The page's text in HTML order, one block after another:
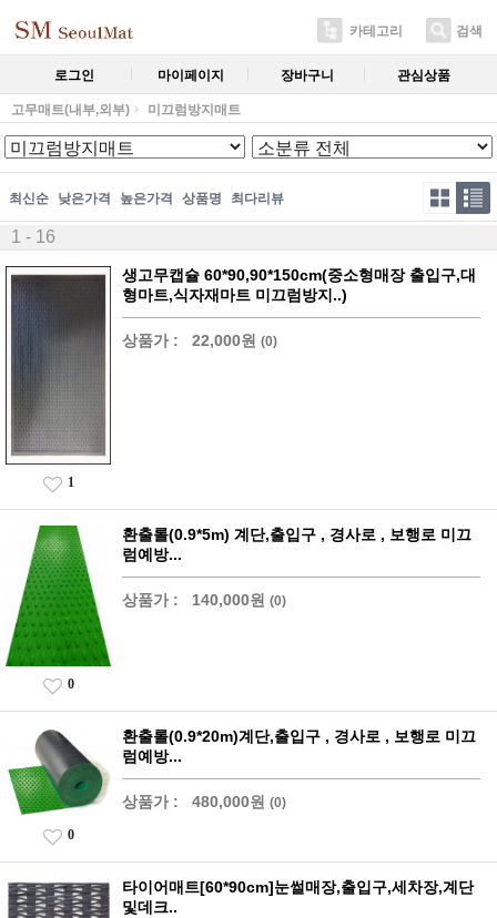
카테고리 검색
로그인 마이페이지 장바구니 관심상품
고무매트(내부,외부) 미끄럼방지매트
최신순 낮은가격 높은가격 상품명 최다리뷰
1 - 16
생고무캡슐 60*90,90*150cm(중소형매장 출입구,대
형마트,식자재마트 미끄럼방지..)
상품가 : 22,000원 (0)
1
환출롤(0.9*5m) 계단,출입구 , 경사로 , 보행로 미끄
럼예방...
상품가 : 140,000원 (0)
0
환출롤(0.9*20m)계단,출입구 , 경사로 , 보행로 미끄
럼예방...
상품가 : 480,000원 (0)
0
타이어매트[60*90cm]눈썰매장,출입구,세차장,계단
및데크..